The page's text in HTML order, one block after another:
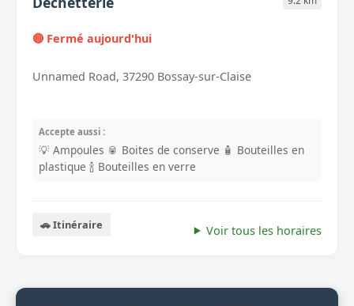
🔴 Fermé aujourd'hui
Unnamed Road, 37290 Bossay-sur-Claise
Accepte aussi :
💡 Ampoules 🥫 Boites de conserve 🧴 Bouteilles en
plastique 🍾 Bouteilles en verre
🚗 Itinéraire Voir tous les horaires